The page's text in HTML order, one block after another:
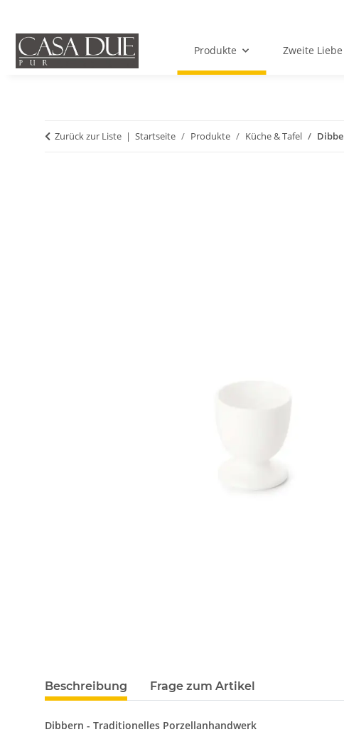
Produkte Zweite Liebe
Zurück zur Liste Startseite Produkte Küche & Tafel
Beschreibung Frage zum Artikel
Dibbern - Traditionelles Porzellanhandwerk